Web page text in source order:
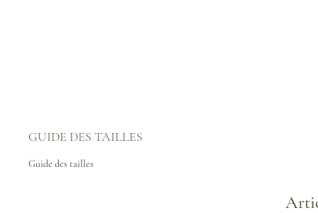
GUIDE DES TAILLES
Guide des tailles